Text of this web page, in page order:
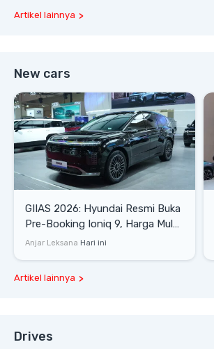
Artikel lainnya
New cars
GIIAS 2026: Hyundai Resmi Buka
Pre-Booking Ioniq 9, Harga Mulai
Rp1,49 Miliar
Anjar Leksana Hari ini
Artikel lainnya
Drives